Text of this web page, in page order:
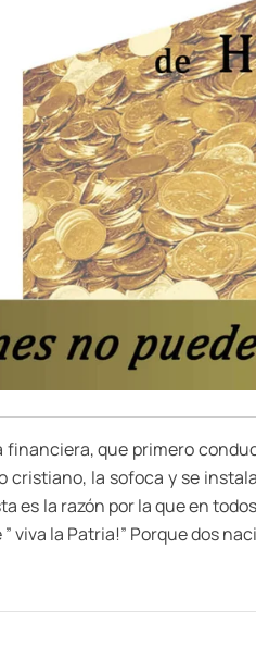
que primero
la sofoca y se
es la razón por la que en
viva la Patria!” Porque dos